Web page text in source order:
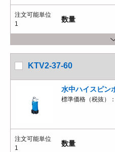
注文可能単位
1
数量
KTV2-37-60
水中ハイスピン
標準価格（税抜）：
注文可能単位
1
数量